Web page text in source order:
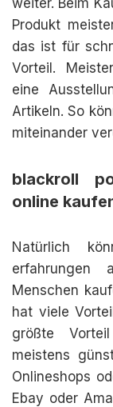
weiter. Beim
Produkt
das ist für
Vorteil.
eine
Artikeln. So
miteinander
blackroll
online
Natürlich
erfahrungen
Menschen
hat viele
größte
meistens
Onlineshops
Ebay oder